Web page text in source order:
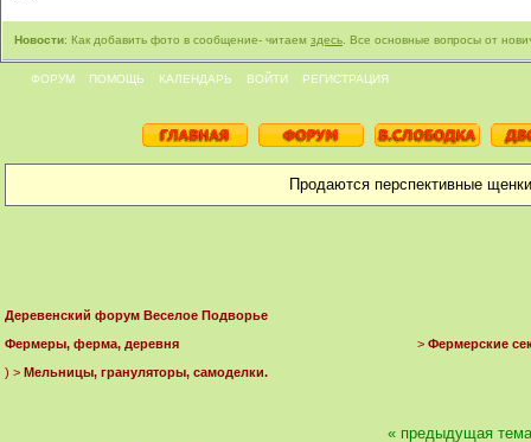
Новости: Как добавить фото в сообщение- читаем здесь . Все основные вопросы от
ФОРУМ ПОМОЩЬ КАЛЕНДАРЬ ВОЙТИ РЕГИСТРАЦИЯ
Продаются перспективные
Деревенский форум Веселое Подворье
Фермеры, ферма, деревня
> Фермерские
) > Мельницы, грануляторы, самоделки.
« предыдущая тема